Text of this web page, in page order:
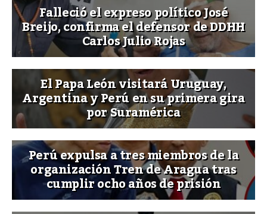
Falleció el expreso político José
Breijo, confirma el defensor de DDHH
Carlos Julio Rojas
El Papa León visitará Uruguay,
Argentina y Perú en su primera gira
por Suramérica
Perú expulsa a tres miembros de la
organización Tren de Aragua tras
cumplir ocho años de prisión